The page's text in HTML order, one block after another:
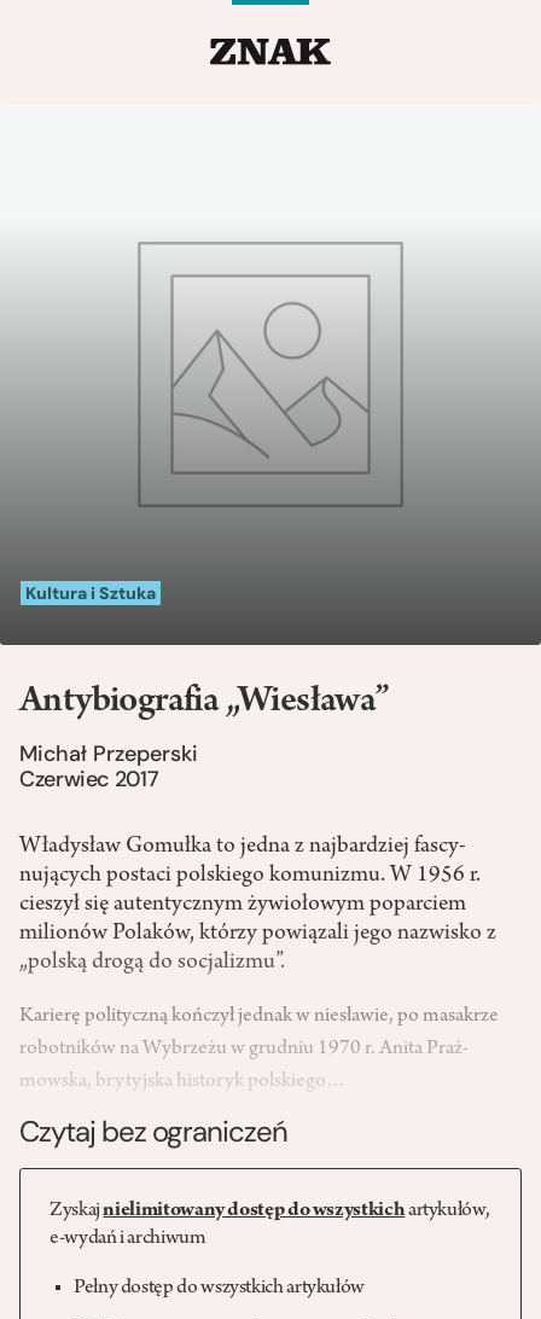
Kultura i Sztuka
Antybiografia „Wiesława”
Michał Przeperski
Czerwiec 2017
Władysław Gomułka to jedna z najbardziej fascy­
nujących postaci polskiego komunizmu. W 1956 r.
cieszył się autentycznym żywiołowym poparciem
milionów Polaków, którzy powiązali jego nazwisko z
„polską drogą do socjalizmu”.
Karierę polityczną kończył jednak w niesławie, po masakrze
robot­ników na Wybrzeżu w grudniu 1970 r. Anita Praż­
mowska, brytyjska historyk polskiego…
Czytaj bez ograniczeń
Zyskajnielimitowany dostęp do wszystkichartykułów,
e-wydań i archiwum
Pełny dostęp do wszystkich artykułów